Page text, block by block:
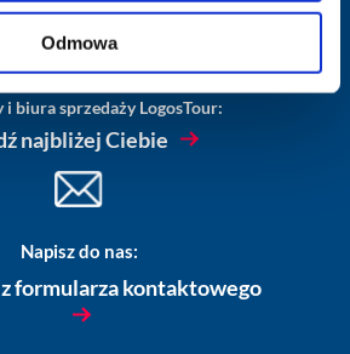
Odmowa
i biura sprzedaży LogosTour:
najbliżej Ciebie
Napisz do nas:
formularza kontaktowego